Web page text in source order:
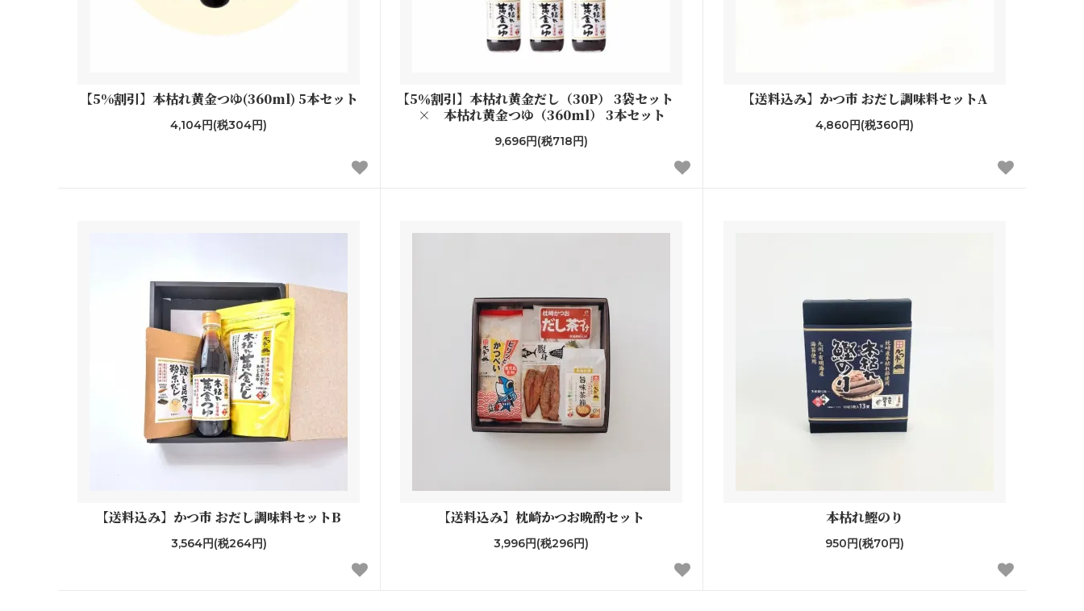
【5%割引】本枯れ黄金つゆ(360ml) 5本セット
4,104円(税304円)
【5％割引】本枯れ黄金だし（30P） 3袋セット
× 本枯れ黄金つゆ（360ml） 3本セット
9,696円(税718円)
【送料込み】かつ市 おだし調味料セットA
4,860円(税360円)
【送料込み】かつ市 おだし調味料セットB
3,564円(税264円)
【送料込み】枕崎かつお晩酌セット
3,996円(税296円)
本枯れ鰹のり
950円(税70円)